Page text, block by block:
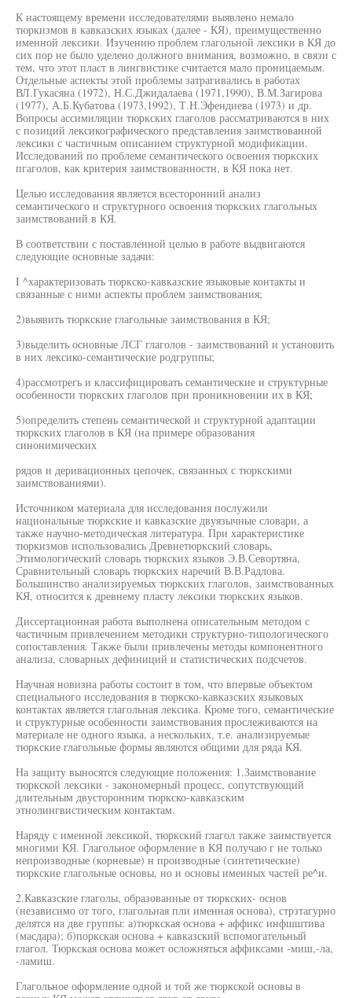
К настоящему времени исследователями выявлено немало
тюркизмов в кавказских языках (далее - КЯ), преимущественно
именной лексики. Изучению проблем глагольной лексики в КЯ до
сих пор не было уделено должного внимания, возможно, в связи с
тем, что этот пласт в лингвистике считается мало проницаемым.
Отдельные аспекты этой проблемы затрагивались в работах
ВЛ.Гукасяна (1972), Н.С.Джидалаева (1971,1990), В.М.Загирова
(1977), А.Б.Кубатова (1973,1992), Т.Н.Эфендиева (1973) и др.
Вопросы ассимиляции тюркских глаголов рассматриваются в них
с позиций лексикографического представления заимствованной
лексики с частичным описанием структурной модификации.
Исследований по проблеме семантического освоения тюркских
пгаголов, как критерия заимствованностн, в КЯ пока нет.
Целью исследования является всесторонний анализ
семантического и структурного освоения тюркских глагольных
заимствований в КЯ.
В соответствии с поставленной целью в работе выдвигаются
следующие основные задачи:
I ^характеризовать тюркско-кавказские языковые контакты и
связанные с ними аспекты проблем заимствования;
2)выявить тюркские глагольные заимствования в КЯ;
3)выделить основные ЛСГ глаголов - заимствований и установить
в них лексико-семантические родгруппы;
4)рассмотрегь и классифицировать семантические и структурные
особенности тюркских глаголов при проникновении их в КЯ;
5)определить степень семантической и структурной адаптации
тюркских глаголов в КЯ (на примере образования
синонимических
рядов и деривационных цепочек, связанных с тюркскими
заимствованиями).
Источником материала для исследования послужили
национальные тюркские и кавказские двуязычные словари, а
также научно-методическая литература. При характеристике
тюркизмов использовались Древнетюркский словарь,
Этимологический словарь тюркских языков Э.В.Севортяна,
Сравнительный словарь тюркских наречий В.В.Радлова.
Большинство анализируемых тюркских глаголов, заимствованных
КЯ, относится к древнему пласту лексики тюркских языков.
Диссертационная работа выполнена описательным методом с
частичным привлечением методики структурно-типологического
сопоставления. Также были привлечены методы компонентного
анализа, словарных дефиниций и статистических подсчетов.
Научная новизна работы состоит в том, что впервые объектом
специального исследования в тюркско-кавказских языковых
контактах является глагольная лексика. Кроме того, семантические
и структурные особенности заимствования прослеживаются на
материале не одного языка, а нескольких, т.е. анализируемые
тюркские глагольные формы являются общими для ряда КЯ.
На защиту выносятся следующие положения: 1.Заимствование
тюркской лексики - закономерный процесс, сопутствующий
длительным двусторонним тюркско-кавказским
этнолингвистическим контактам.
Наряду с именной лексикой, тюркский глагол также заимствуется
многими КЯ. Глагольное оформление в КЯ получаю г не только
непроизводные (корневые) н производные (синтетические)
тюркские глагольные основы, но и основы именных частей ре^и.
2.Кавказские глаголы, образованные от тюркских- основ
(независимо от того, глагольная пли именная основа), стрзтагурно
делятся на две группы: а)тюркская основа + аффикс инфшштива
(масдара); б)поркская основа + кавказский вспомогательный
глагол. Тюркская основа может осложняться аффиксами -миш,-ла,
-ламиш.
Глагольное оформление одной и той же тюркской основы в